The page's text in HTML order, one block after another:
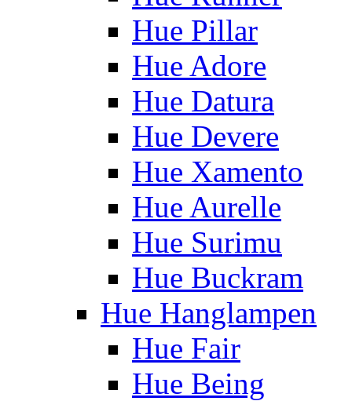
Hue Pillar
Hue Adore
Hue Datura
Hue Devere
Hue Xamento
Hue Aurelle
Hue Surimu
Hue Buckram
Hue Hanglampen
Hue Fair
Hue Being